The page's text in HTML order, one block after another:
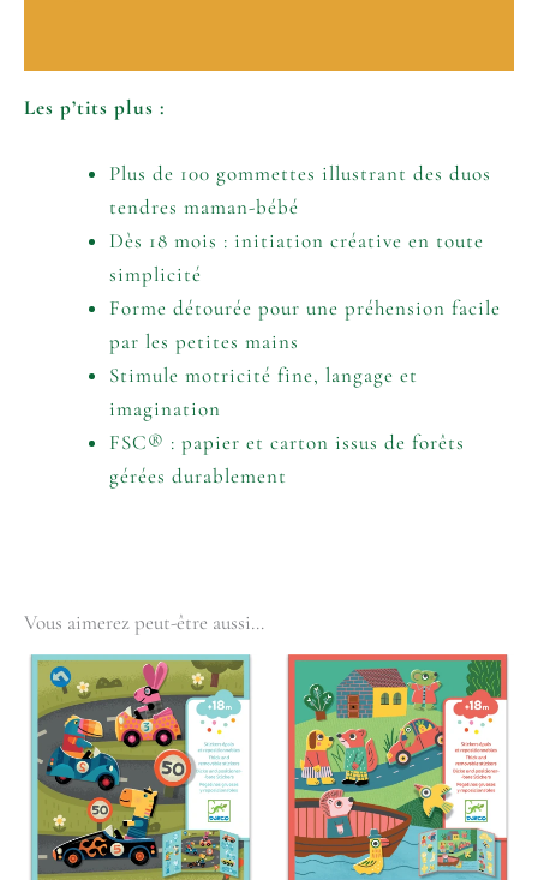
Les p’tits plus :
Plus de 100 gommettes illustrant des duos
tendres maman-bébé
Dès 18 mois : initiation créative en toute
simplicité
Forme détourée pour une préhension facile
par les petites mains
Stimule motricité fine, langage et
imagination
FSC® : papier et carton issus de forêts
gérées durablement
Vous aimerez peut-être aussi…